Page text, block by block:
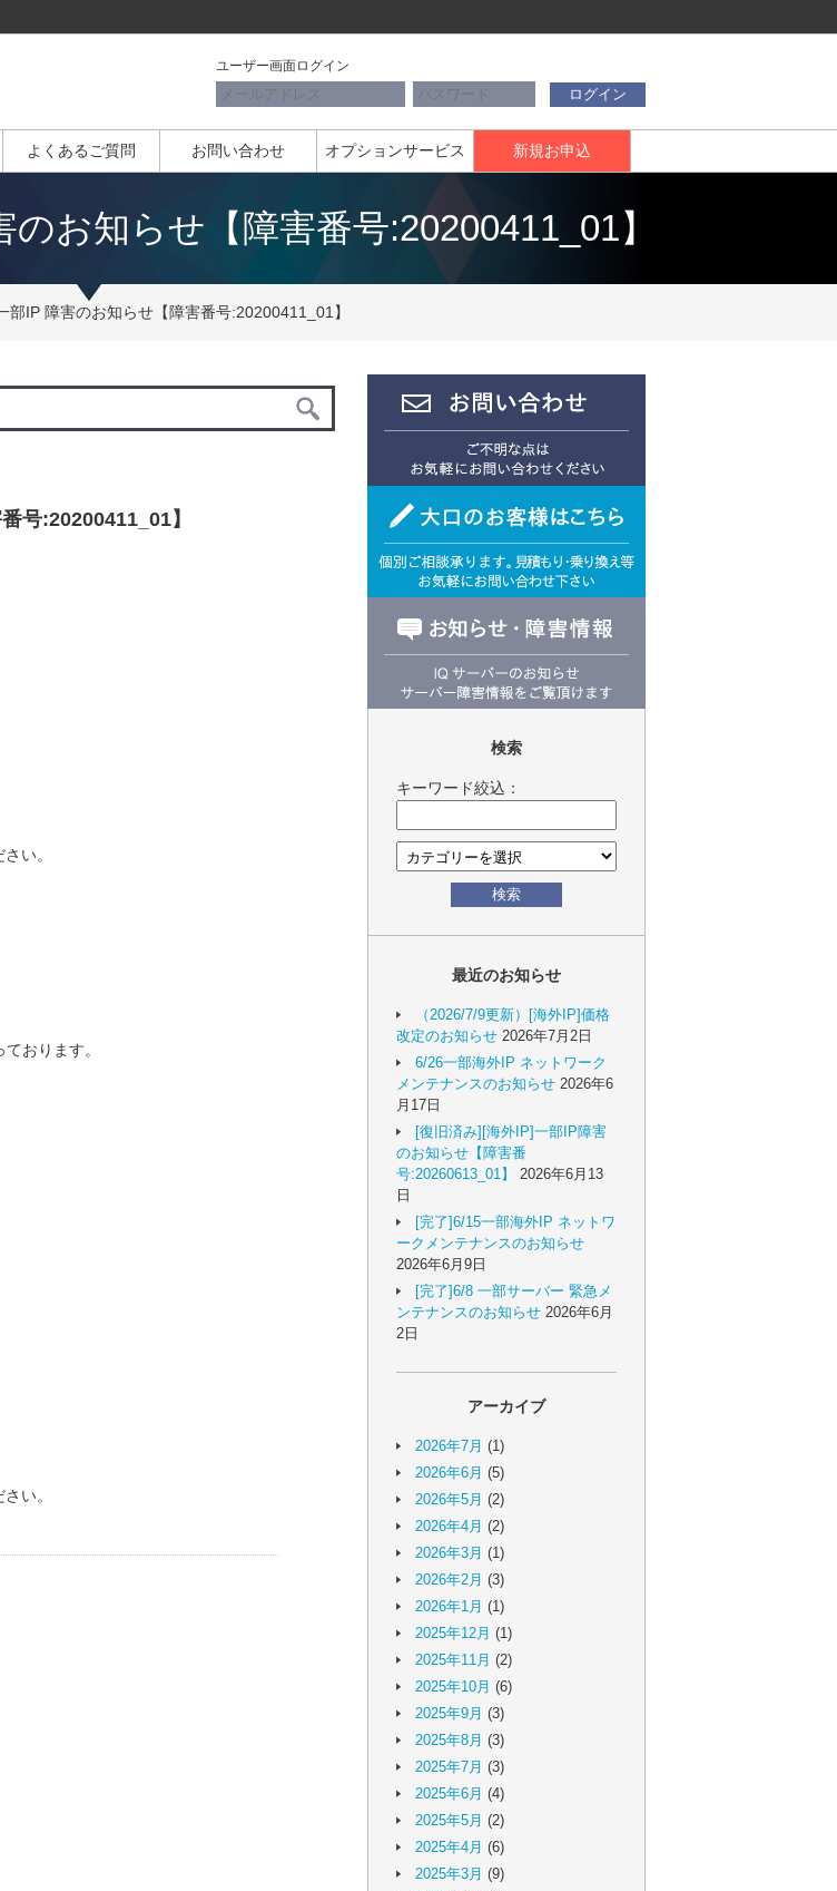
ユーザー画面ログイン
ログイン
よくあるご質問 お問い合わせ オプションサービス 新規お申込
お知らせ【障害番号:20200411_01】
部IP 障害のお知らせ【障害番号:20200411_01】
号:20200411_01】
い。
おります。
い。
検索
キーワード絞込：
検索
最近のお知らせ
（2026/7/9更新）[海外IP]価格
改定のお知らせ 2026年7月2日
6/26一部海外IP ネットワーク
メンテナンスのお知らせ 2026年6
月17日
[復旧済み][海外IP]一部IP障害
のお知らせ【障害番
号:20260613_01】
2026年6月13
日
[完了]6/15一部海外IP ネットワ
ークメンテナンスのお知らせ
2026年6月9日
[完了]6/8 一部サーバー 緊急メ
ンテナンスのお知らせ 2026年6月
2日
アーカイブ
2026年7月 (1)
2026年6月 (5)
2026年5月 (2)
2026年4月 (2)
2026年3月 (1)
2026年2月 (3)
2026年1月 (1)
2025年12月 (1)
2025年11月 (2)
2025年10月 (6)
2025年9月 (3)
2025年8月 (3)
2025年7月 (3)
2025年6月 (4)
2025年5月 (2)
2025年4月 (6)
2025年3月 (9)